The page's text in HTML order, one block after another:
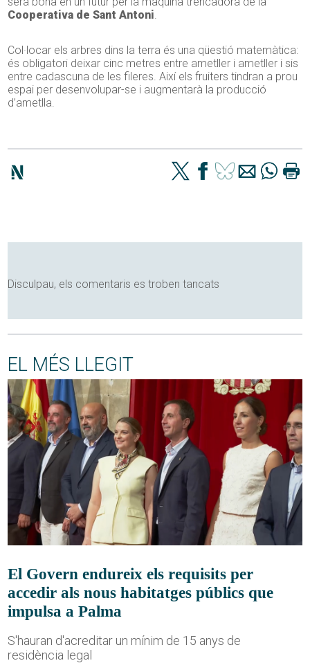
Cooperativa de Sant Antoni.
Col·locar els arbres dins la terra és una qüestió matemàtica:
és obligatori deixar cinc metres entre ametller i ametller i sis
entre cadascuna de les fileres. Així els fruiters tindran a prou
espai per desenvolupar-se i augmentarà la producció
d’ametlla.
Disculpau, els comentaris es troben tancats
EL MÉS LLEGIT
El Govern endureix els requisits per
accedir als nous habitatges públics que
impulsa a Palma
S'hauran d'acreditar un mínim de 15 anys de
residència legal